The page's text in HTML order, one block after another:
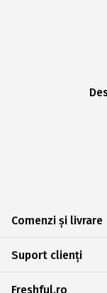
Comenzi și livrare
Suport clienți
Freshful.ro